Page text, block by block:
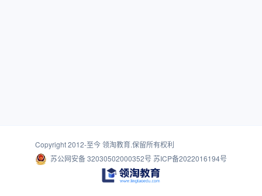
Copyright 2012-至今领淘教育.保留所有权利
苏公网安备 32030502000352号 苏ICP备2022016194号